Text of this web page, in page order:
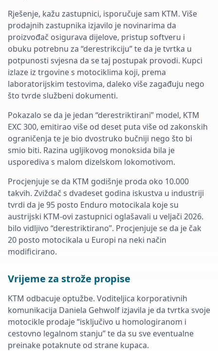
Rješenje, kažu zastupnici, isporučuje sam KTM. Više
prodajnih zastupnika izjavilo je novinarima da
proizvođač osigurava dijelove, pristup softveru i
obuku potrebnu za “derestrikciju” te da je tvrtka u
potpunosti svjesna da se taj postupak provodi. Kupci
izlaze iz trgovine s motociklima koji, prema
laboratorijskim testovima, daleko više zagađuju nego
što tvrde službeni dokumenti.
Pokazalo se da je jedan “derestriktirani” model, KTM
EXC 300, emitirao više od deset puta više od zakonskih
ograničenja te je bio dvostruko bučniji nego što bi
smio biti. Razina ugljikovog monoksida bila je
usporediva s malom dizelskom lokomotivom.
Procjenjuje se da KTM godišnje proda oko 10.000
takvih. Zviždač s dvadeset godina iskustva u industriji
tvrdi da je 95 posto Enduro motocikala koje su
austrijski KTM-ovi zastupnici oglašavali u veljači 2026.
bilo vidljivo “derestriktirano”. Procjenjuje se da je čak
20 posto motocikala u Europi na neki način
modificirano.
Vrijeme za strože propise
KTM odbacuje optužbe. Voditeljica korporativnih
komunikacija Daniela Gehwolf izjavila je da tvrtka svoje
motocikle prodaje “isključivo u homologiranom i
cestovno legalnom stanju” te da su sve eventualne
preinake potaknute od strane kupaca.